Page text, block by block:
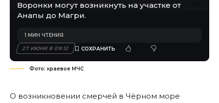
Воронки могут возникнуть на участке от
Анапы до Магри.
27 ИЮНЯ В 09:12
1 МИН ЧТЕНИЯ
Фото: краевое МЧС
О возникновении смерчей в Чёрном море